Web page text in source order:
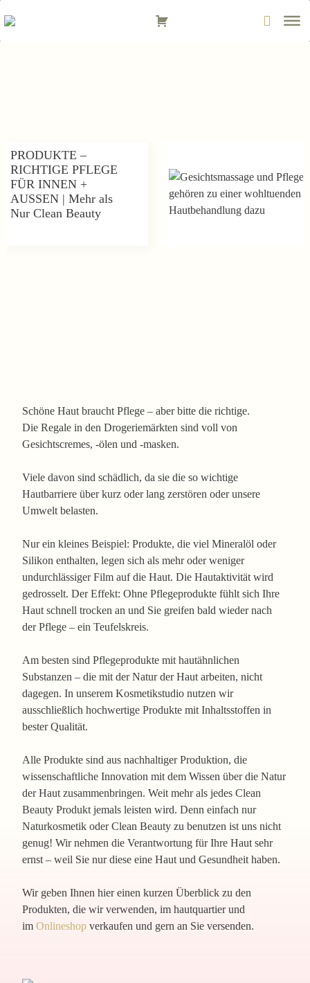
Inhalt
springen
PRODUKTE –
RICHTIGE PFLEGE
FÜR INNEN +
AUSSEN | Mehr als
Nur Clean Beauty
Schöne Haut braucht Pflege – aber bitte die richtige.
Die Regale in den Drogeriemärkten sind voll von
Gesichtscremes, -ölen und -masken.
Viele davon sind schädlich, da sie die so wichtige
Hautbarriere über kurz oder lang zerstören oder unsere
Umwelt belasten.
Nur ein kleines Beispiel: Produkte, die viel Mineralöl oder
Silikon enthalten, legen sich als mehr oder weniger
undurchlässiger Film auf die Haut. Die Hautaktivität wird
gedrosselt. Der Effekt: Ohne Pflegeprodukte fühlt sich Ihre
Haut schnell trocken an und Sie greifen bald wieder nach
der Pflege – ein Teufelskreis.
Am besten sind Pflegeprodukte mit hautähnlichen
Substanzen – die mit der Natur der Haut arbeiten, nicht
dagegen. In unserem Kosmetikstudio nutzen wir
ausschließlich hochwertige Produkte mit Inhaltsstoffen in
bester Qualität.
Alle Produkte sind aus nachhaltiger Produktion, die
wissenschaftliche Innovation mit dem Wissen über die Natur
der Haut zusammenbringen. Weit mehr als jedes Clean
Beauty Produkt jemals leisten wird. Denn einfach nur
Naturkosmetik oder Clean Beauty zu benutzen ist uns nicht
genug! Wir nehmen die Verantwortung für Ihre Haut sehr
ernst – weil Sie nur diese eine Haut und Gesundheit haben.
Wir geben Ihnen hier einen kurzen Überblick zu den
Produkten, die wir verwenden, im hautquartier und
im Onlineshop verkaufen und gern an Sie versenden.